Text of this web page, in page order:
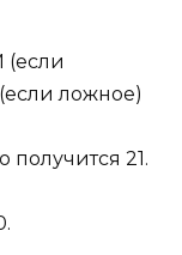
(если
ложное)
получится 21.